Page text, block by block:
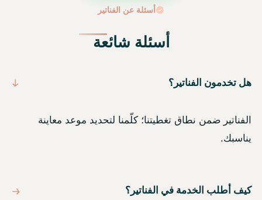
أسئلة عن الفناتير
أسئلة شائعة
هل تخدمون الفناتير؟
الفناتير ضمن نطاق تغطيتنا؛ كلّمنا لتحديد موعد معاينة
يناسبك.
كيف أطلب الخدمة في الفناتير؟